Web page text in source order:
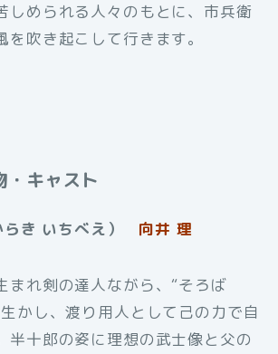
しめられる人々のもとに、市兵衛
を吹き起こして行きます。
・キャスト
らき いちべえ） 向井 理
まれ剣の達人ながら、“そろば
かし、渡り用人として己の力で自
半十郎の姿に理想の武士像と父の